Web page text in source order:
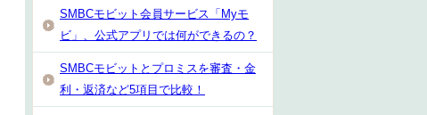
SMBCモビット会員サービス「Myモ
ビ」、公式アプリでは何ができるの？
SMBCモビットとプロミスを審査・金
利・返済など5項目で比較！